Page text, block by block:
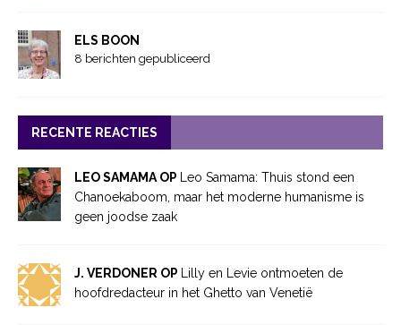
ELS BOON
8 berichten gepubliceerd
RECENTE REACTIES
LEO SAMAMA OP
Leo Samama: Thuis stond een
Chanoekaboom, maar het moderne humanisme is
geen joodse zaak
J. VERDONER OP
Lilly en Levie ontmoeten de
hoofdredacteur in het Ghetto van Venetië